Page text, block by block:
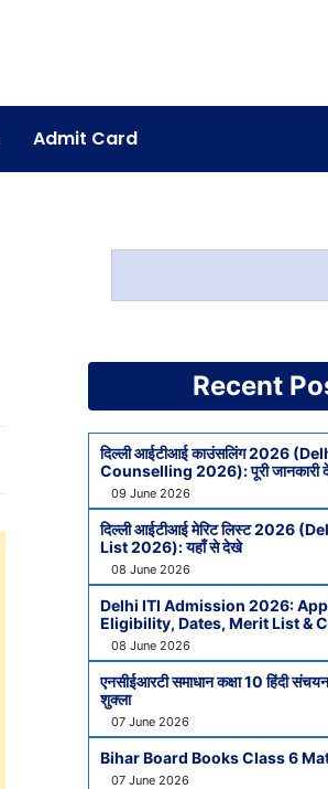
Admit Card
Recent
दिल्ली आईटीआई काउंसलिंग 2026
Counselling 2026): पूरी जानकारी
09 June 2026
दिल्ली आईटीआई मेरिट लिस्ट 2026
List 2026): यहाँ से देखे
08 June 2026
Delhi ITI Admission 2026:
Eligibility, Dates, Merit List &
08 June 2026
एनसीईआरटी समाधान कक्षा 10 हिंदी
शुक्ला
07 June 2026
Bihar Board Books Class 6
07 June 2026